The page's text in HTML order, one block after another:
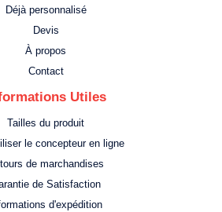
Déjà personnalisé
Devis
À propos
Contact
Utiles
Tailles du produit
le concepteur en ligne
de marchandises
de Satisfaction
d'expédition